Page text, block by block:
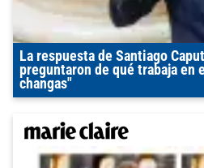
La respuesta de Santiago
preguntaron de qué trabaja en
changas"